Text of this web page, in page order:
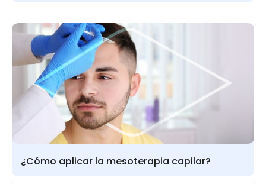
¿Cómo aplicar la mesoterapia capilar?